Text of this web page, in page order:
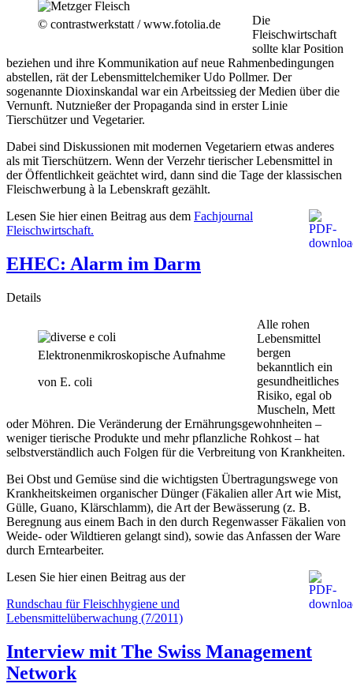
© contrastwerkstatt / www.fotolia.de
Die
Fleischwirtschaft
sollte klar Position
beziehen und ihre Kommunikation auf neue Rahmenbedingungen
abstellen, rät der Lebensmittelchemiker Udo Pollmer. Der
sogenannte Dioxinskandal war ein Arbeitssieg der Medien über die
Vernunft. Nutznießer der Propaganda sind in erster Linie
Tierschützer und Vegetarier.
Dabei sind Diskussionen mit modernen Vegetariern etwas anderes
als mit Tierschützern. Wenn der Verzehr tierischer Lebensmittel in
der Öffentlichkeit geächtet wird, dann sind die Tage der klassischen
Fleischwerbung à la Lebenskraft gezählt.
Lesen Sie hier einen Beitrag aus dem Fachjournal
Fleischwirtschaft.
EHEC: Alarm im Darm
Details
Elektronenmikroskopische Aufnahme
von E. coli
Alle rohen
Lebensmittel
bergen
bekanntlich ein
gesundheitliches
Risiko, egal ob
Muscheln, Mett
oder Möhren. Die Veränderung der Ernährungsgewohnheiten –
weniger tierische Produkte und mehr pflanzliche Rohkost – hat
selbstverständlich auch Folgen für die Verbreitung von Krankheiten.
Bei Obst und Gemüse sind die wichtigsten Übertragungswege von
Krankheitskeimen organischer Dünger (Fäkalien aller Art wie Mist,
Gülle, Guano, Klärschlamm), die Art der Bewässerung (z. B.
Beregnung aus einem Bach in den durch Regenwasser Fäkalien von
Weide- oder Wildtieren gelangt sind), sowie das Anfassen der Ware
durch Erntearbeiter.
Lesen Sie hier einen Beitrag aus der
Rundschau für Fleischhygiene und
Lebensmittelüberwachung (7/2011)
Interview mit The Swiss Management
Network